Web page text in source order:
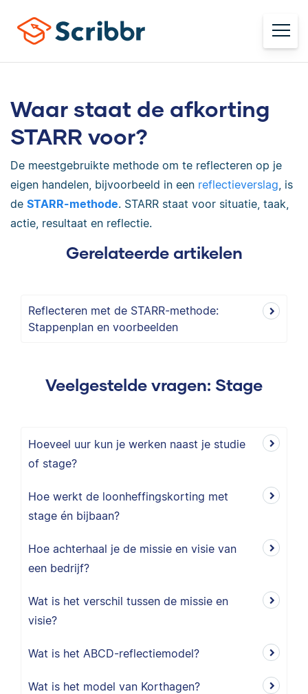
Waar staat de afkorting
STARR voor?
De meestgebruikte methode om te reflecteren op je
eigen handelen, bijvoorbeeld in een reflectieverslag, is
de STARR-methode. STARR staat voor situatie, taak,
actie, resultaat en reflectie.
Gerelateerde artikelen
Reflecteren met de STARR-methode:
Stappenplan en voorbeelden
Veelgestelde vragen: Stage
Hoeveel uur kun je werken naast je studie
of stage?
Hoe werkt de loonheffingskorting met
stage én bijbaan?
Hoe achterhaal je de missie en visie van
een bedrijf?
Wat is het verschil tussen de missie en
visie?
Wat is het ABCD-reflectiemodel?
Wat is het model van Korthagen?